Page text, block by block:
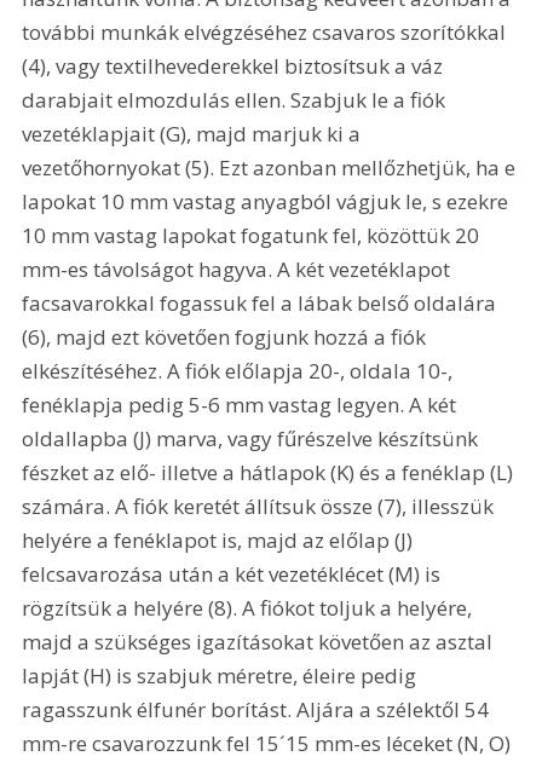
további munkák elvégzéséhez csavaros szorítókkal
(4), vagy textilhevederekkel biztosítsuk a váz
darabjait elmozdulás ellen. Szabjuk le a fiók
vezetéklapjait (G), majd marjuk ki a
vezetőhornyokat (5). Ezt azonban mellőzhetjük, ha e
lapokat 10 mm vastag anyagból vágjuk le, s ezekre
10 mm vastag lapokat fogatunk fel, közöttük 20
mm-es távolságot hagyva. A két vezetéklapot
facsavarokkal fogassuk fel a lábak belső oldalára
(6), majd ezt követően fogjunk hozzá a fiók
elkészítéséhez. A fiók előlapja 20-, oldala 10-,
fenéklapja pedig 5-6 mm vastag legyen. A két
oldallapba (J) marva, vagy fűrészelve készítsünk
fészket az elő- illetve a hátlapok (K) és a fenéklap (L)
számára. A fiók keretét állítsuk össze (7), illesszük
helyére a fenéklapot is, majd az előlap (J)
felcsavarozása után a két vezetéklécet (M) is
rögzítsük a helyére (8). A fiókot toljuk a helyére,
majd a szükséges igazításokat követően az asztal
lapját (H) is szabjuk méretre, éleire pedig
ragasszunk élfunér borítást. Aljára a szélektől 54
mm-re csavarozzunk fel 15´15 mm-es léceket (N, O)